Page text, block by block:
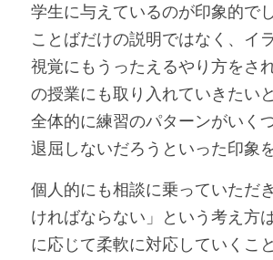
学生に与えているのが印象的でし
ことばだけの説明ではなく、イ
視覚にもうったえるやり方をさ
の授業にも取り入れていきたい
全体的に練習のパターンがいく
退屈しないだろうといった印象
個人的にも相談に乗っていただ
ければならない」という考え方
に応じて柔軟に対応していくこ